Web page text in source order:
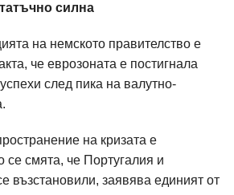
силна
на немското правителство е
че еврозоната е постигнала
след пика на валутно-
на кризата е
се смята, че Португалия и
възстановили, заявява единият от